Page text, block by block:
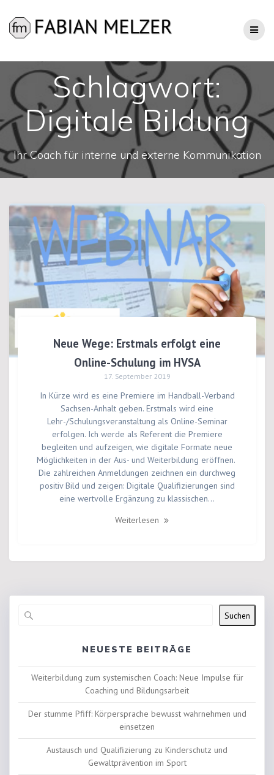
Inhalt
springen
Schlagwort:
Digitale Bildung
Ihr Coach für interne und externe Kommunikation
Neue Wege: Erstmals erfolgt eine
Online-Schulung im HVSA
17. September 2019
In Kürze wird es eine Premiere im Handball-Verband
Sachsen-Anhalt geben. Erstmals wird eine
Lehr-/Schulungsveranstaltung als Online-Seminar
erfolgen. Ich werde als Referent die Premiere
begleiten und aufzeigen, wie digitale Formate neue
Möglichkeiten in der Aus- und Weiterbildung eröffnen.
Die zahlreichen Anmeldungen zeichnen ein durchweg
positiv Bild und zeigen: Digitale Qualifizierungen sind
eine wertvolle Ergänzung zu klassischen…
Weiterlesen
Suchen
NEUESTE BEITRÄGE
Weiterbildung zum systemischen Coach: Neue Impulse für
Coaching und Bildungsarbeit
Der stumme Pfiff: Körpersprache bewusst wahrnehmen und
einsetzen
Austausch und Qualifizierung zu Kinderschutz und
Gewaltprävention im Sport